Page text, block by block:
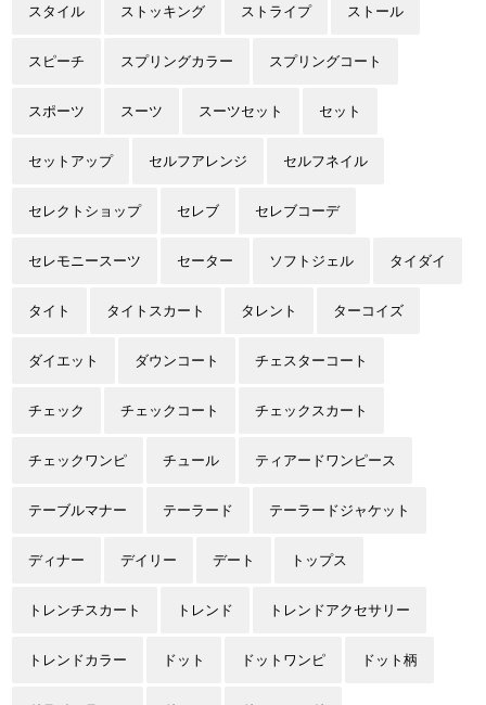
スタイル ストッキング ストライプ ストール
スピーチ スプリングカラー スプリングコート
スポーツ スーツ スーツセット セット
セットアップ セルフアレンジ セルフネイル
セレクトショップ セレブ セレブコーデ
セレモニースーツ セーター ソフトジェル タイダイ
タイト タイトスカート タレント ターコイズ
ダイエット ダウンコート チェスターコート
チェック チェックコート チェックスカート
チェックワンピ チュール ティアードワンピース
テーブルマナー テーラード テーラードジャケット
ディナー デイリー デート トップス
トレンチスカート トレンド トレンドアクセサリー
トレンドカラー ドット ドットワンピ ドット柄